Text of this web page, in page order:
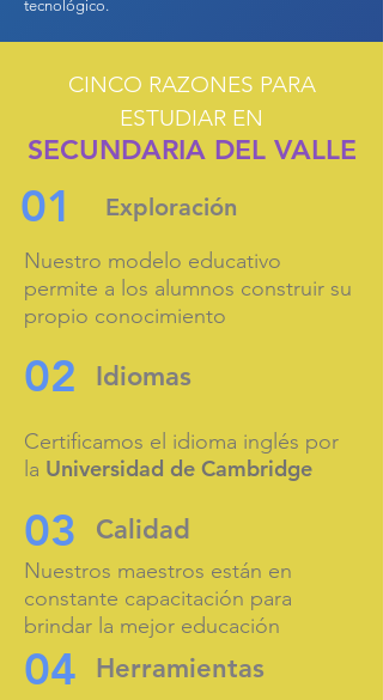
tecnológico.
CINCO RAZONES PARA
ESTUDIAR EN
SECUNDARIA DEL VALLE
01 Exploración
Nuestro modelo educativo
permite a los alumnos construir su
propio conocimiento
02 Idiomas
Certificamos el idioma inglés por
la Universidad de Cambridge
03 Calidad
Nuestros maestros están en
constante capacitación para
brindar la mejor educación
04 Herramientas